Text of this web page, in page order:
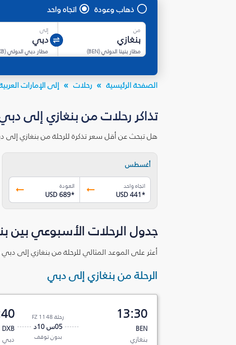
ذهاب وعودة اتجاه واحد
من
مطار بنينا الدولي(
BEN
)
إلى
مطار دبي الدولي(
الصفحة الرئيسية رحلات إلى الإمارات
تذاكر رحلات من بنغازي إلى
هل تبحث عن أقل سعر تذكرة للرحلة من بنغازي إلى
أغسطس
اتجاه واحد
USD 441*
العودة
USD 689*
جدول الرحلات الأسبوعي بين
أعثر على الموعد المثالي للرحلة من بنغازي إلى
الرحلة من بنغازي إلى دبي
13:30
BEN
بنغازي
رحلة FZ 1148
05س 10د
بدون توقف
DXB
دبي